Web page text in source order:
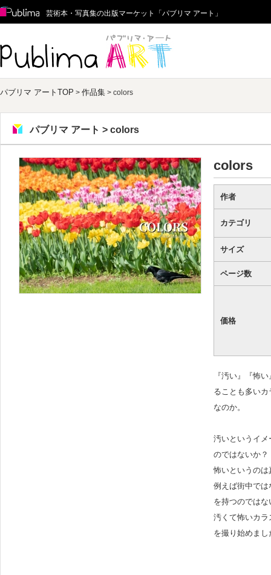
Publima
芸術本・写真集の出版マーケット「パブリマ アート」
パブリマ アートTOP > 作品集 > colors
パブリマ アート > colors
colors
作者
カテゴリ
サイズ
ページ数
価格
『汚い』『怖
ることも多い
なのか。
汚いというイ
のではないか？
怖いというの
例えば街中で
を持つのでは
汚くて怖いカ
を撮り始めまし